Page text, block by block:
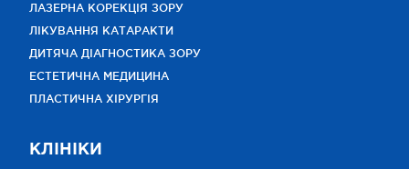
ЛАЗЕРНА КОРЕКЦІЯ ЗОРУ
ЛІКУВАННЯ КАТАРАКТИ
ДИТЯЧА ДІАГНОСТИКА ЗОРУ
ЕСТЕТИЧНА МЕДИЦИНА
ПЛАСТИЧНА ХІРУРГІЯ
КЛІНІКИ